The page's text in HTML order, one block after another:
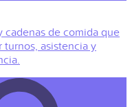
cadenas de comida que
turnos, asistencia y